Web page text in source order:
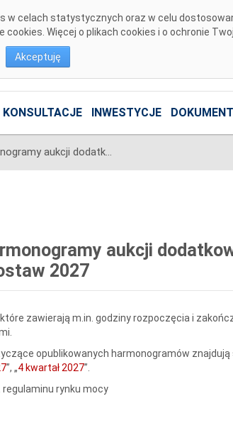
celach statystycznych oraz w celu
Więcej o plikach cookies i o ochronie
Akceptuję
KONSULTACJE INWESTYCJE
Szczegółowe harmonogramy aukcji dodatkowych na poszczególne kwartały roku dostaw 2027
aukcji
2027
zawierają m.in. godziny rozpoczęcia i
opublikowanych harmonogramów znajdują
”, „4 kwartał 2027”.
regulaminu rynku mocy